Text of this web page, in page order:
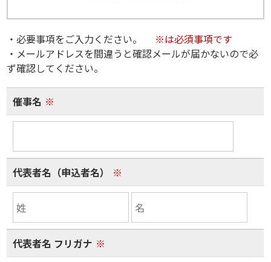
・必要事項をご入力ください。
※は必須事項です
・メールアドレスを間違うと確認メールが届かないので必
ず確認してください。
催事名 ※
代表者名（申込者名） ※
代表者名 フリガナ ※